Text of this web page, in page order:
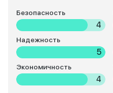
Безопасность
4
Надежность
5
Экономичность
4